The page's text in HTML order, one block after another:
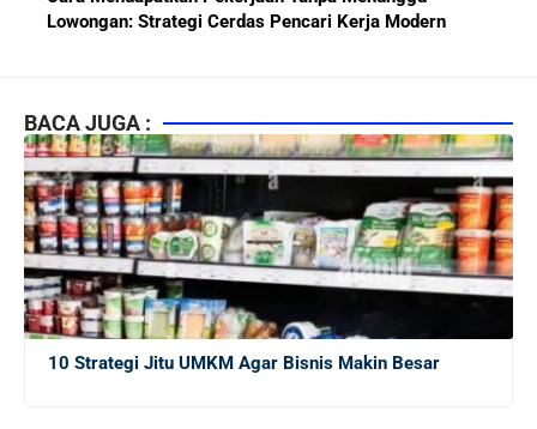
Lowongan: Strategi Cerdas Pencari Kerja Modern
bagi Fresh Graduate
10 Lembaga Sertifikasi IT Paling Terkenal di Dunia dan
Paling Diakui di Indonesia
Menjaga Hubungan Baik dengan Atasan: Kunci Sukses
Karier untuk Pemula
Karier di Perusahaan Multinasional vs Nasional:
BACA JUGA :
10 Strategi Jitu UMKM Agar Bisnis Makin Besar